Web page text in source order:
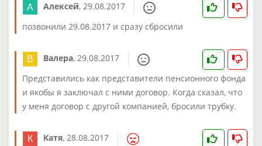
Алексей, 29.08.2017
позвонили 29.08.2017 и сразу сбросили
Валера, 29.08.2017
Представились как представители пенсионного фонда
и якобы я заключал с ними договор. Когда сказал, что
у меня договор с другой компанией, бросили трубку.
Катя, 28.08.2017